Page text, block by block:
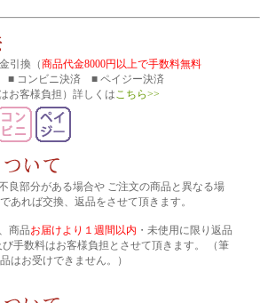
引換（商品代金8000円以上で手数料無料
■ コンビニ決済 ■ ペイジー決済
お客様負担）詳しくは こちら>>
良部分がある場合や ご注文の商品と異なる場
であれば交換、返品をさせて頂きます。
商品お届けより１週間以内 ・未使用に限り返品
手数料はお客様負担とさせて頂きます。 （筆
はお受けできません。）